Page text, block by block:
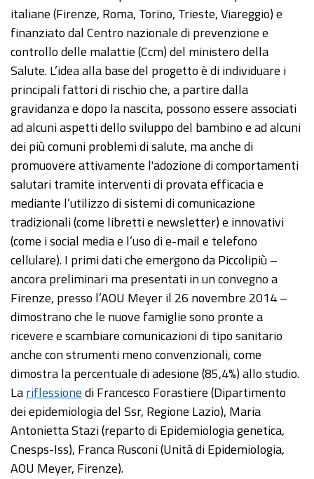
italiane (Firenze, Roma, Torino, Trieste, Viareggio) e
finanziato dal Centro nazionale di prevenzione e
controllo delle malattie (Ccm) del ministero della
Salute. L’idea alla base del progetto è di individuare i
principali fattori di rischio che, a partire dalla
gravidanza e dopo la nascita, possono essere associati
ad alcuni aspetti dello sviluppo del bambino e ad alcuni
dei più comuni problemi di salute, ma anche di
promuovere attivamente l'adozione di comportamenti
salutari tramite interventi di provata efficacia e
mediante l’utilizzo di sistemi di comunicazione
tradizionali (come libretti e newsletter) e innovativi
(come i social media e l’uso di e-mail e telefono
cellulare). I primi dati che emergono da Piccolipiù –
ancora preliminari ma presentati in un convegno a
Firenze, presso l’AOU Meyer il 26 novembre 2014 –
dimostrano che le nuove famiglie sono pronte a
ricevere e scambiare comunicazioni di tipo sanitario
anche con strumenti meno convenzionali, come
dimostra la percentuale di adesione (85,4%) allo studio.
Lariflessionedi Francesco Forastiere (Dipartimento
dei epidemiologia del Ssr, Regione Lazio), Maria
Antonietta Stazi (reparto di Epidemiologia genetica,
Cnesps-Iss), Franca Rusconi (Unità di Epidemiologia,
AOU Meyer, Firenze).